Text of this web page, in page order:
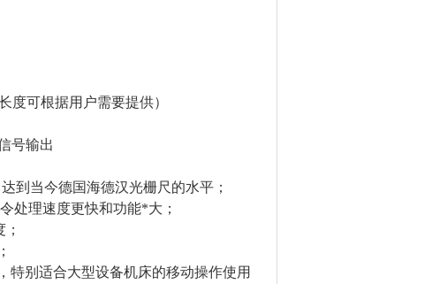
度可根据用户需要提供）
号输出
达到当今德国海德汉光栅尺的水平；
处理速度更快和功能*大；
特别适合大型设备机床的移动操作使用